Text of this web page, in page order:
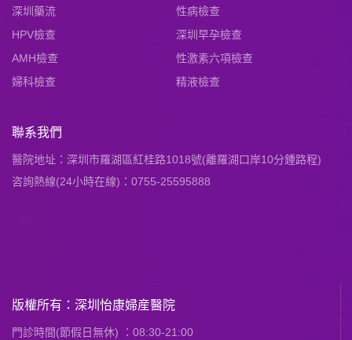
深圳藥流
性病檢查
HPV檢查
深圳早孕檢查
AMH檢查
性激素六項檢查
婦科檢查
精液檢查
聯系我們
醫院地址：深圳市羅湖區紅桂路1018號(離羅湖口岸10分鍾路程)
咨詢熱線(24小時在線)：0755-25595888
版權所有：深圳怡康婦産醫院
門診時間(節假日無休) ：08:30-21:00